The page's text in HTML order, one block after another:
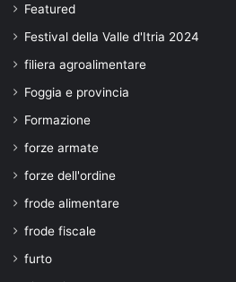
Featured
Festival della Valle d'Itria 2024
filiera agroalimentare
Foggia e provincia
Formazione
forze armate
forze dell'ordine
frode alimentare
frode fiscale
furto